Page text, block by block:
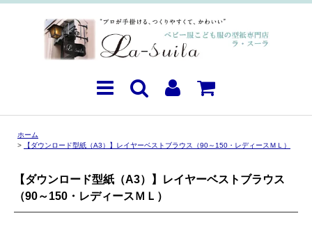
ホーム
>
【ダウンロード型紙（A3）】レイヤーベストブラウス（90～150・レディースＭＬ）
【ダウンロード型紙（A3）】レイヤーベストブラウス
（90～150・レディースＭＬ）